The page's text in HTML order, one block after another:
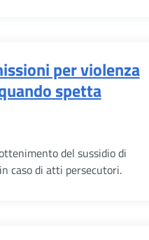
per violenza
spetta
del sussidio di
caso di atti persecutori.